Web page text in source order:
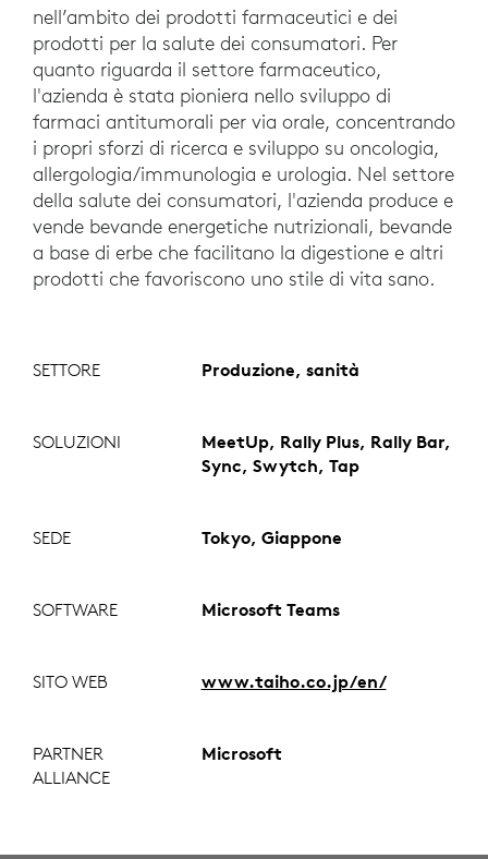
nell’ambito dei prodotti farmaceutici e dei
prodotti per la salute dei consumatori. Per
quanto riguarda il settore farmaceutico,
l'azienda è stata pioniera nello sviluppo di
farmaci antitumorali per via orale, concentrando
i propri sforzi di ricerca e sviluppo su oncologia,
allergologia/immunologia e urologia. Nel settore
della salute dei consumatori, l'azienda produce e
vende bevande energetiche nutrizionali, bevande
a base di erbe che facilitano la digestione e altri
prodotti che favoriscono uno stile di vita sano.
SETTORE Produzione, sanità
SOLUZIONI
MeetUp, Rally Plus, Rally Bar,
Sync, Swytch, Tap
SEDE Tokyo, Giappone
SOFTWARE Microsoft Teams
SITO WEB www.taiho.co.jp/en/
PARTNER
ALLIANCE
Microsoft